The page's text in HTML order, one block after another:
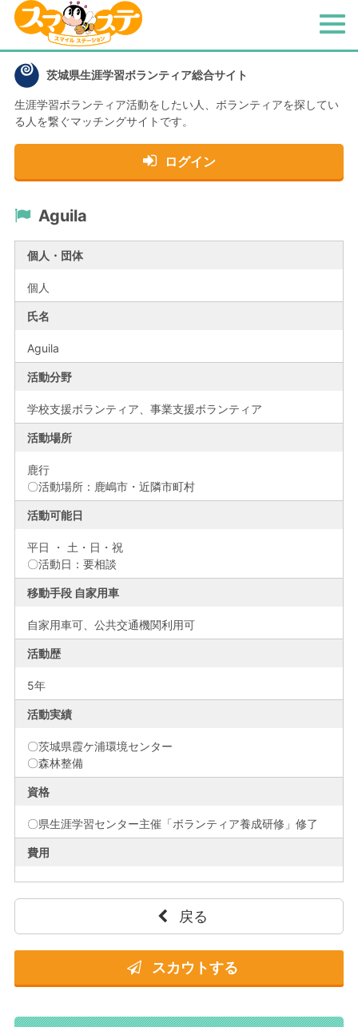
茨城県生涯学習ボランティア総合サイト
生涯学習ボランティア活動をしたい人、 ボランティアを探してい
る人を繋ぐマッチングサイトです。
ログイン
メ
Aguila
個人・団体
個人
氏名
Aguila
活動分野
学校支援ボランティア、事業支援ボランティア
活動場所
鹿行
〇活動場所：鹿嶋市・近隣市町村
活動可能日
平日 ・ 土・日・祝
〇活動日：要相談
移動手段 自家用車
自家用車可、公共交通機関利用可
活動歴
5年
活動実績
〇茨城県霞ケ浦環境センター
〇森林整備
資格
〇県生涯学習センター主催「ボランティア養成研修」修了
費用
戻る
スカウトする